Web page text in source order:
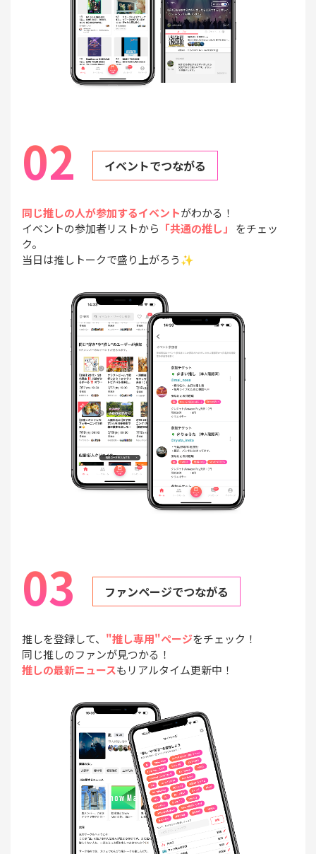
02 イベントでつながる
同じ推しの人が参加するイベントがわかる！
イベントの参加者リストから 「共通の推し」
をチェッ
ク。
当日は推しトークで盛り上がろう✨
03 ファンページでつながる
推しを登録して、 "推し専用"ページをチェック！
同じ推しのファンが見つかる！
推しの最新ニュースもリアルタイム更新中！